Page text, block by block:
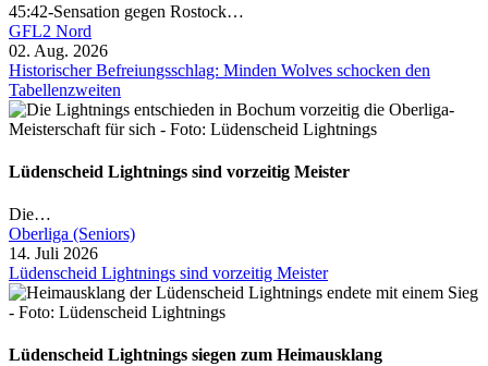
45:42-Sensation gegen Rostock…
GFL2 Nord
02. Aug. 2026
Historischer Befreiungsschlag: Minden Wolves schocken den
Tabellenzweiten
Lüdenscheid Lightnings sind vorzeitig Meister
Die…
Oberliga (Seniors)
14. Juli 2026
Lüdenscheid Lightnings sind vorzeitig Meister
Lüdenscheid Lightnings siegen zum Heimausklang